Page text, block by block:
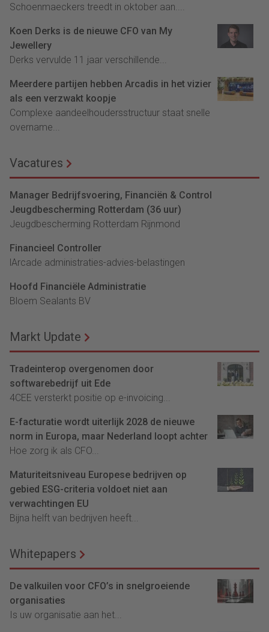
Schoenmaeckers treedt in oktober aan....
Koen Derks is de nieuwe CFO van My
Jewellery
Derks vervulde 11 jaar verschillende...
Meerdere partijen hebben Arcadis in het vizier
als een verzwakt koopje
Complexe aandeelhoudersstructuur staat snelle
overname...
Vacatures
Manager Bedrijfsvoering, Financiën & Control
Jeugdbescherming Rotterdam (36 uur)
Jeugdbescherming Rotterdam Rijnmond
Financieel Controller
lArcade administraties-advies-belastingen
Hoofd Financiële Administratie
Bloem Sealants BV
Markt Update
Tradeinterop overgenomen door
softwarebedrijf uit Ede
4CEE versterkt positie op e-invoicing...
E-facturatie wordt uiterlijk 2028 de nieuwe
norm in Europa, maar Nederland loopt achter
Hoe zorg ik als CFO...
Maturiteitsniveau Europese bedrijven op
gebied ESG-criteria voldoet niet aan
verwachtingen EU
Bijna helft van bedrijven heeft...
Whitepapers
De valkuilen voor CFO’s in snelgroeiende
organisaties
Is uw organisatie aan het...